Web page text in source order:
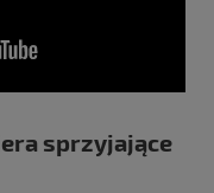
sprzyjające